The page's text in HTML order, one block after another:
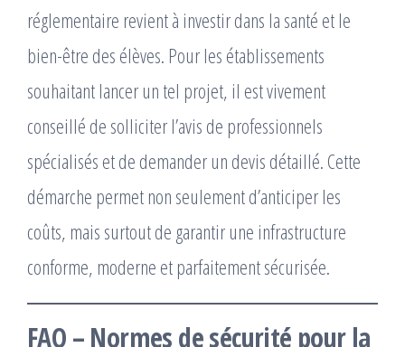
réglementaire revient à investir dans la santé et le
bien-être des élèves. Pour les établissements
souhaitant lancer un tel projet, il est vivement
conseillé de solliciter l’avis de professionnels
spécialisés et de demander un devis détaillé. Cette
démarche permet non seulement d’anticiper les
coûts, mais surtout de garantir une infrastructure
conforme, moderne et parfaitement sécurisée.
FAQ – Normes de sécurité pour la